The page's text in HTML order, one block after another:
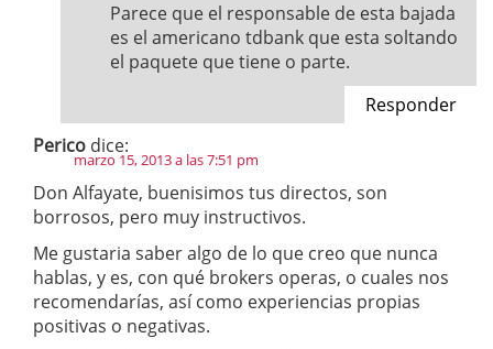
Parece que el responsable de esta bajada
es el americano tdbank que esta soltando
el paquete que tiene o parte.
Responder
Perico dice:
marzo 15, 2013 a las 7:51 pm
Don Alfayate, buenisimos tus directos, son
borrosos, pero muy instructivos.
Me gustaria saber algo de lo que creo que nunca
hablas, y es, con qué brokers operas, o cuales nos
recomendarías, así como experiencias propias
positivas o negativas.